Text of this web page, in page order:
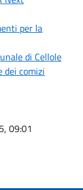
per la
di Cellole
dei comizi
09:01